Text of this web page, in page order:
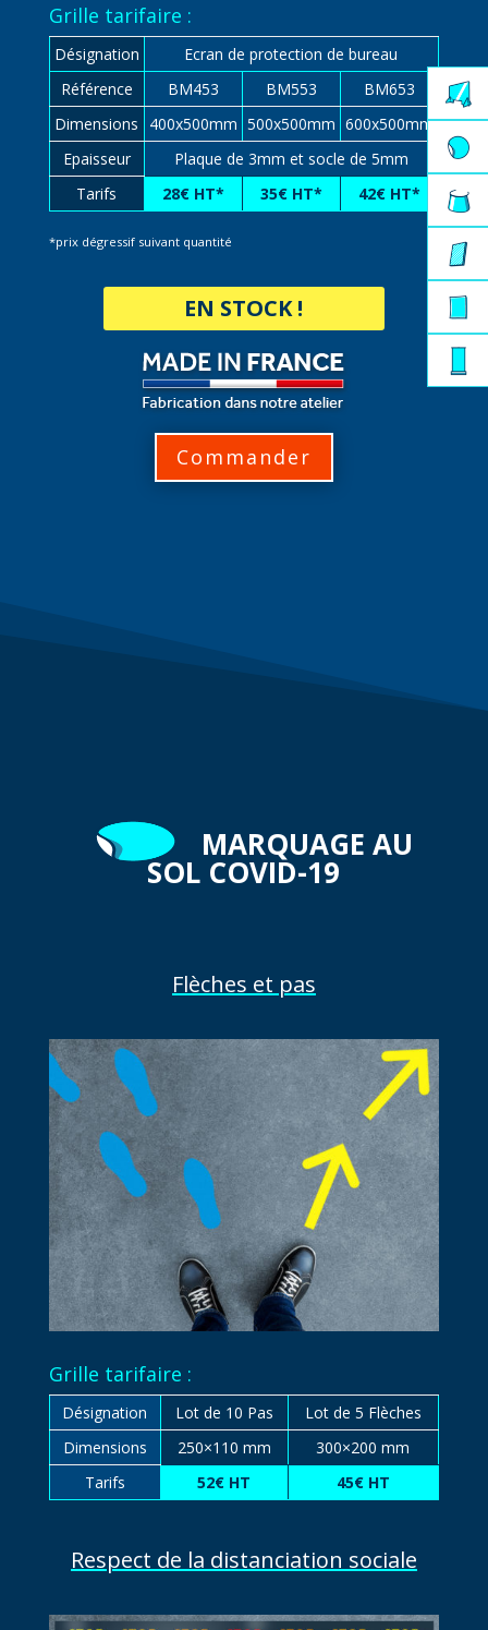
Grille tarifaire :
Désignation
Ecran de protection de bureau
Référence
BM453 BM553
BM653
Dimensions
400x500mm 500x500mm 600x500mm
Epaisseur
Plaque de 3mm et socle de 5mm
Tarifs
28€ HT* 35€ HT* 42€ HT*
*prix dégressif suivant quantité
EN STOCK !
Commander
MARQUAGE AU
SOL COVID-19
Flèches et pas
Grille tarifaire :
Désignation Lot de 10 Pas
Lot de 5 Flèches
Dimensions
250×110 mm
300×200 mm
Tarifs
52€ HT 45€ HT
Respect de la distanciation sociale